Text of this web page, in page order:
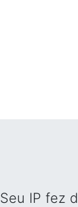
Seu IP fez